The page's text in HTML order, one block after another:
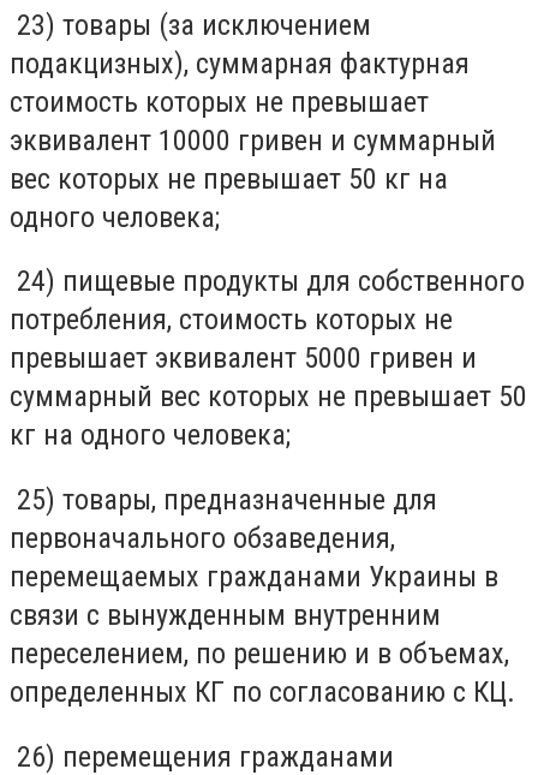
23) товары (за исключением
подакцизных), суммарная фактурная
стоимость которых не превышает
эквивалент 10000 гривен и суммарный
вес которых не превышает 50 кг на
одного человека;
24) пищевые продукты для собственного
потребления, стоимость которых не
превышает эквивалент 5000 гривен и
суммарный вес которых не превышает 50
кг на одного человека;
25) товары, предназначенные для
первоначального обзаведения,
перемещаемых гражданами Украины в
связи с вынужденным внутренним
переселением, по решению и в объемах,
определенных КГ по согласованию с КЦ.
26) перемещения гражданами